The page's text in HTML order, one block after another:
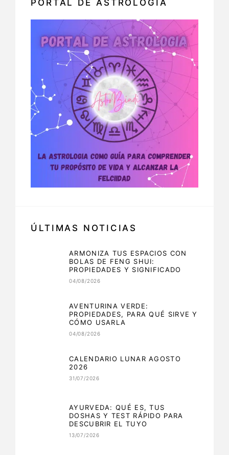
PORTAL DE ASTROLOGIA
ÚLTIMAS NOTICIAS
ARMONIZA TUS ESPACIOS CON
BOLAS DE FENG SHUI:
PROPIEDADES Y SIGNIFICADO
04/08/2026
AVENTURINA VERDE:
PROPIEDADES, PARA QUÉ SIRVE Y
CÓMO USARLA
04/08/2026
CALENDARIO LUNAR AGOSTO
2026
31/07/2026
AYURVEDA: QUÉ ES, TUS
DOSHAS Y TEST RÁPIDO PARA
DESCUBRIR EL TUYO
13/07/2026